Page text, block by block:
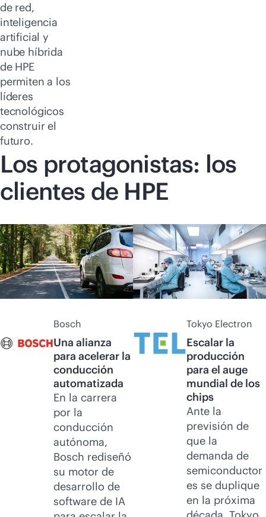
de red,
inteligencia
artificial y
nube híbrida
de HPE
permiten a los
líderes
tecnológicos
construir el
futuro.
Los protagonistas: los
clientes de HPE
Bosch
Una alianza
para acelerar la
conducción
automatizada
En la carrera
por la
conducción
autónoma,
Bosch rediseñó
su motor de
desarrollo de
software de IA
Tokyo Electron
Escalar la
producción
para el auge
mundial de los
chips
Ante la
previsión de
que la
demanda de
semiconductor
es se duplique
en la próxima